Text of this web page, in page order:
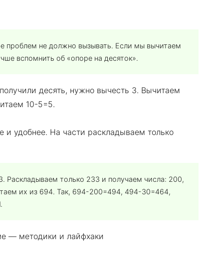
проблем не должно вызывать. Если мы вычитаем
вспомнить об «опоре на десяток».
десять, нужно вычесть 3. Вычитаем
10-5=5.
удобнее. На части раскладываем только
Раскладываем только 233 и получаем числа: 200,
их из 694. Так, 694-200=494, 494-30=464,